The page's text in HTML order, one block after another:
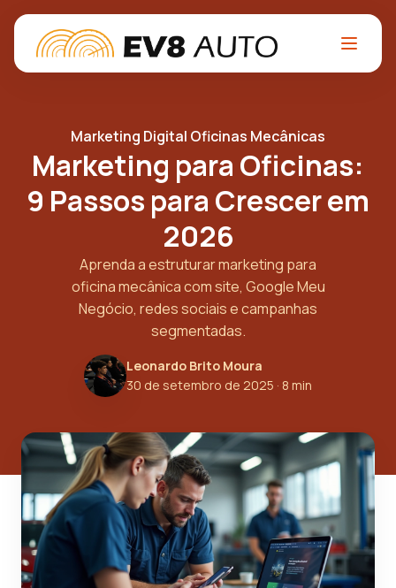
Marketing Digital Oficinas Mecânicas
Marketing para Oficinas:
9 Passos para Crescer em
2026
Aprenda a estruturar marketing para
oficina mecânica com site, Google Meu
Negócio, redes sociais e campanhas
segmentadas.
Leonardo Brito Moura
30 de setembro de 2025 · 8 min